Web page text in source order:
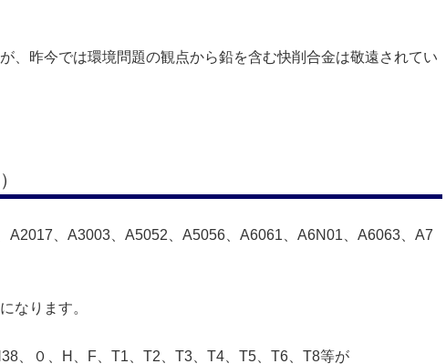
、昨今では環境問題の観点から鉛を含む快削合金は敬遠されてい
A2017、A3003、A5052、A5056、A6061、A6N01、A6063、A7
なります。
、０、H、F、T1、T2、T3、T4、T5、T6、T8等が